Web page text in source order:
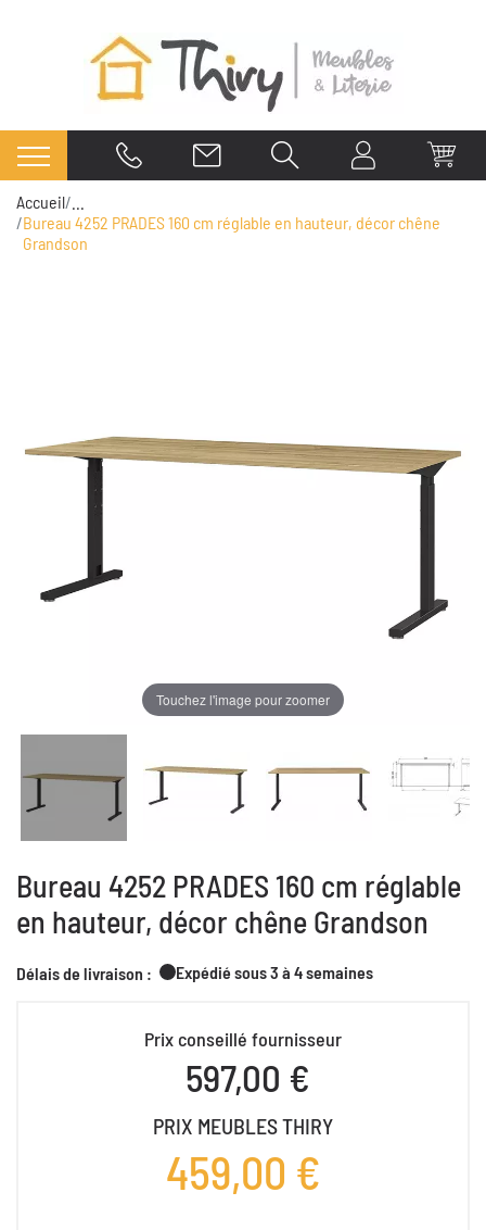
Accueil
Bureau 4252 PRADES 160 cm réglable en hauteur, décor chêne
Grandson
Touchez l'image pour zoomer
Bureau 4252 PRADES 160 cm réglable
en hauteur, décor chêne Grandson
Délais de livraison : Expédié sous 3 à 4 semaines
Prix conseillé fournisseur
597,00 €
PRIX MEUBLES THIRY
459,00 €